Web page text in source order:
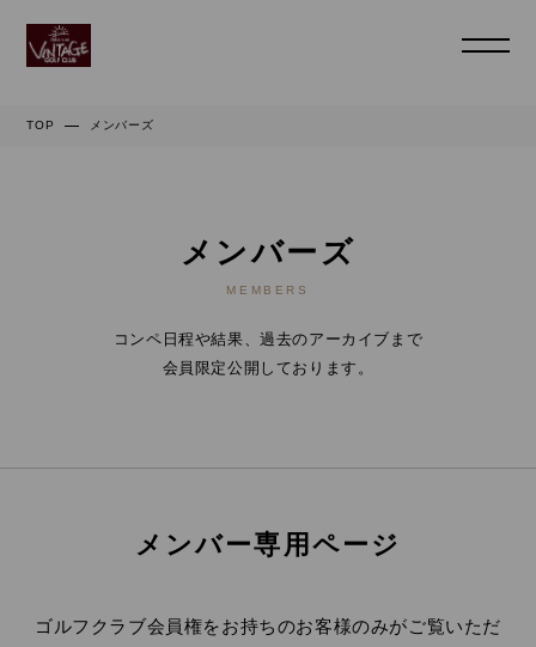
TOP メンバーズ
メンバーズ
MEMBERS
コンペ日程や結果、過去のアーカイブまで
会員限定公開しております。
メンバー専用ページ
ゴルフクラブ会員権をお持ちのお客様のみがご覧いただ